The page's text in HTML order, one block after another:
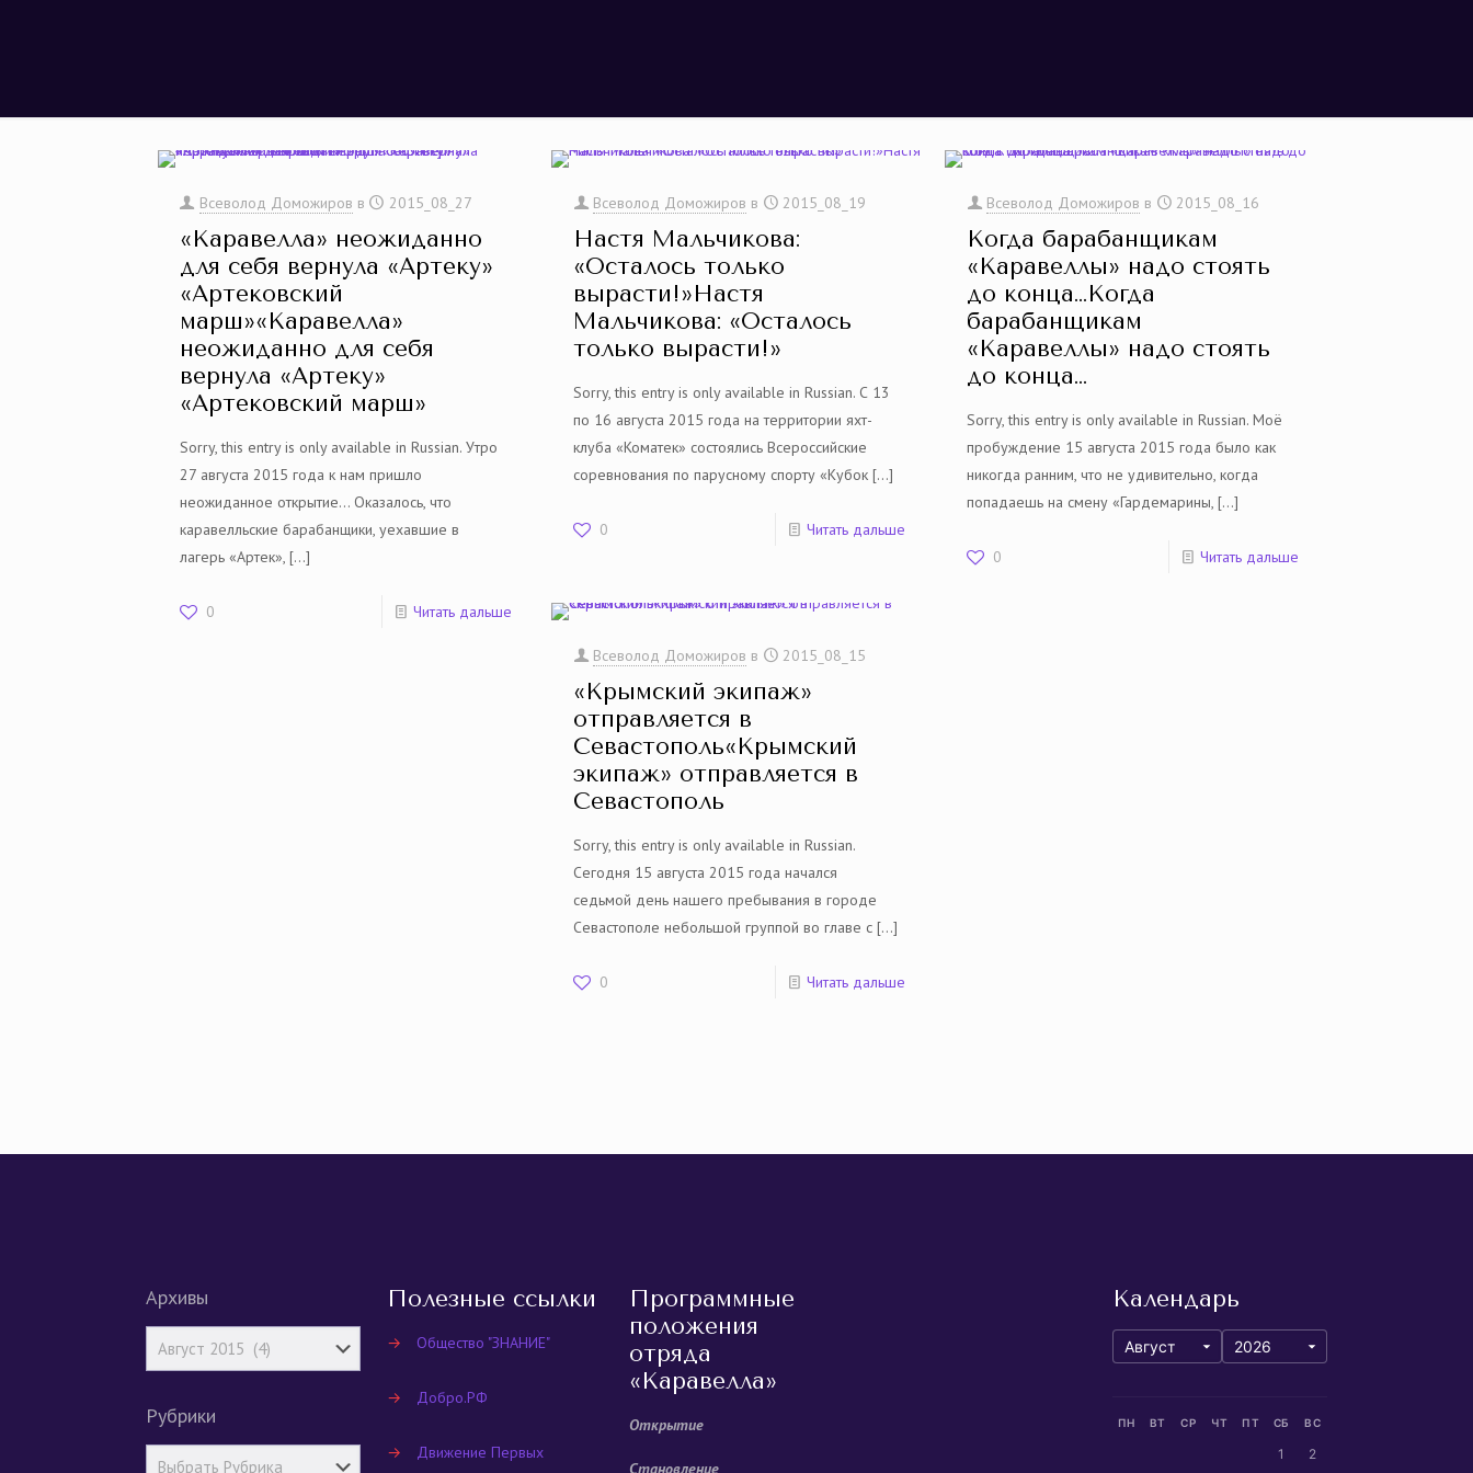
Всеволод Доможиров в 2015_08_27
«Каравелла» неожиданно
для себя вернула «Артеку»
«Артековский
марш»«Каравелла»
неожиданно для себя
вернула «Артеку»
«Артековский марш»
Sorry, this entry is only available in Russian. Утро
27 августа 2015 года к нам пришло
неожиданное открытие… Оказалось, что
каравелльские барабанщики, уехавшие в
лагерь «Артек»,[…]
0 Читать дальше
Всеволод Доможиров в 2015_08_19
Настя Мальчикова:
«Осталось только
вырасти!»Настя
Мальчикова: «Осталось
только вырасти!»
Sorry, this entry is only available in Russian. С 13
по 16 августа 2015 года на территории яхт-
клуба «Коматек» состоялись Всероссийские
соревнования по парусному спорту «Кубок […]
0 Читать дальше
Всеволод Доможиров в 2015_08_16
Когда барабанщикам
«Каравеллы» надо стоять
до конца…Когда
барабанщикам
«Каравеллы» надо стоять
до конца…
Sorry, this entry is only available in Russian. Моё
пробуждение 15 августа 2015 года было как
никогда ранним, что не удивительно, когда
попадаешь на смену «Гардемарины, […]
0 Читать дальше
Всеволод Доможиров в 2015_08_15
«Крымский экипаж»
отправляется в
Севастополь«Крымский
экипаж» отправляется в
Севастополь
Sorry, this entry is only available in Russian.
Сегодня 15 августа 2015 года начался
седьмой день нашего пребывания в городе
Севастополе небольшой группой во главе с […]
0 Читать дальше
Архивы
Рубрики
Полезные ссылки
→ Общество "ЗНАНИЕ"
→ Добро.РФ
→ Движение Первых
Программные
положения
отряда
«Каравелла»
Открытие
Становление
Календарь
ПН ВТ СР ЧТ ПТ СБ ВС
1 2